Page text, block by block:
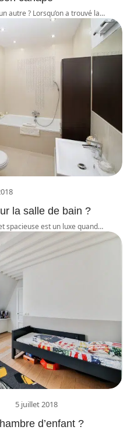
autre ? Lorsqu’on a trouvé la…
la salle de bain ?
spacieuse est un luxe quand…
5 juillet 2018
d’enfant ?